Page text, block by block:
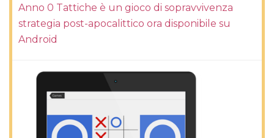
Anno 0 Tattiche è un gioco di sopravvivenza
strategia post-apocalittico ora disponibile su
Android